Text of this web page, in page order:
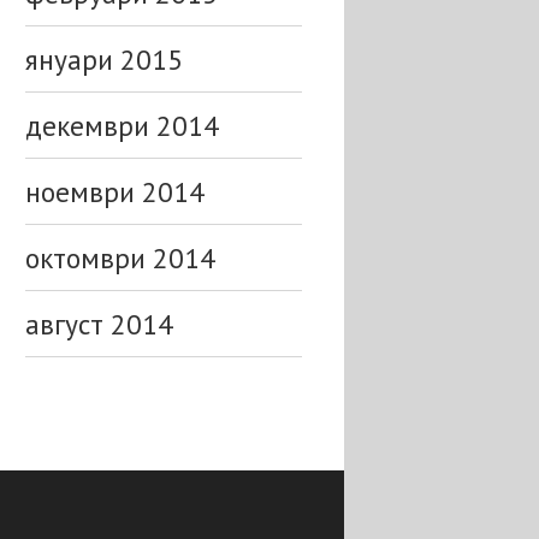
януари 2015
декември 2014
ноември 2014
октомври 2014
август 2014